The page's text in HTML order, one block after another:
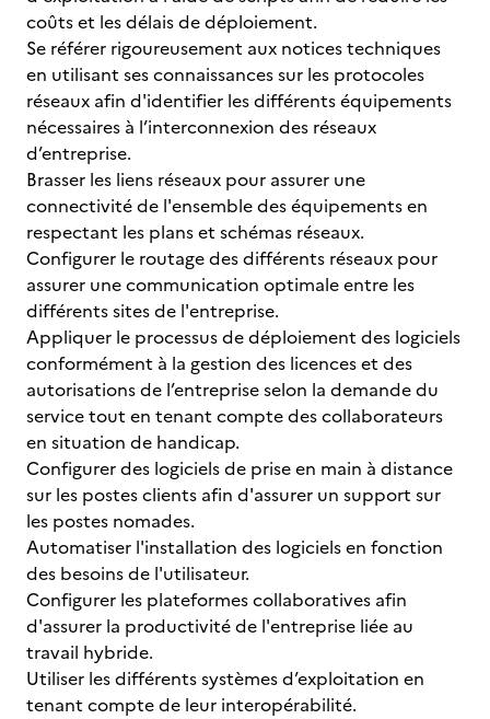
coûts et les délais de déploiement.
Se référer rigoureusement aux notices techniques
en utilisant ses connaissances sur les protocoles
réseaux afin d'identifier les différents équipements
nécessaires à l’interconnexion des réseaux
d’entreprise.
Brasser les liens réseaux pour assurer une
connectivité de l'ensemble des équipements en
respectant les plans et schémas réseaux.
Configurer le routage des différents réseaux pour
assurer une communication optimale entre les
différents sites de l'entreprise.
Appliquer le processus de déploiement des logiciels
conformément à la gestion des licences et des
autorisations de l’entreprise selon la demande du
service tout en tenant compte des collaborateurs
en situation de handicap.
Configurer des logiciels de prise en main à distance
sur les postes clients afin d'assurer un support sur
les postes nomades.
Automatiser l'installation des logiciels en fonction
des besoins de l'utilisateur.
Configurer les plateformes collaboratives afin
d'assurer la productivité de l'entreprise liée au
travail hybride.
Utiliser les différents systèmes d’exploitation en
tenant compte de leur interopérabilité.